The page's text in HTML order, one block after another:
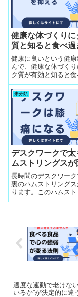
人に教える
健康な体づくりに
質と知ると食べ過
健康に良いという健
んで、健康な体づく
ク質が有効と知ると食
傾向があるというケ
のです。ダイエット
触発されると誤解あり
未分類
デスクワークで
ムストリングスが
長時間のデスクワーク
裏のハムストリング
ります。このハムスト
は坐骨から膝のすね
適度な運動で老けな
いるか”が決定的に違